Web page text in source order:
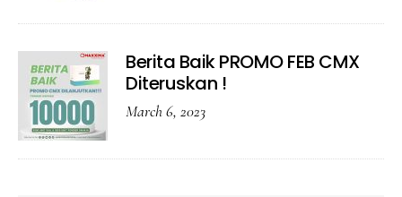
Berita Baik PROMO FEB CMX
Diteruskan !
March 6, 2023